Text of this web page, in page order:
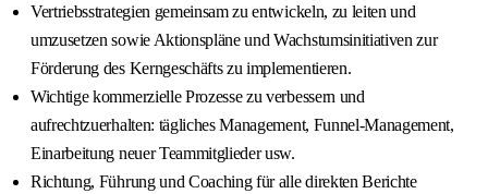
Vertriebsstrategien gemeinsam zu entwickeln, zu leiten und
umzusetzen sowie Aktionspläne und Wachstumsinitiativen zur
Förderung des Kerngeschäfts zu implementieren.
Wichtige kommerzielle Prozesse zu verbessern und
aufrechtzuerhalten: tägliches Management, Funnel-Management,
Einarbeitung neuer Teammitglieder usw.
Richtung, Führung und Coaching für alle direkten Berichte